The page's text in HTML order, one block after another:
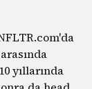
yıllarında